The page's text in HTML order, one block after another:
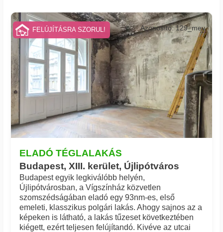
ELADÓ TÉGLALAKÁS
Budapest, XIII. kerület, Újlipótváros
Azonosító: 129_mev
Budapest egyik legkiválóbb helyén,
Újlipótvárosban, a Vígszínház közvetlen
szomszédságában eladó egy 93nm-es, első
emeleti, klasszikus polgári lakás. Ahogy sajnos az a
képeken is látható, a lakás tűzeset következtében
kiégett, ezért teljesen felújítandó. Kivéve az utcai
FELÚJÍTÁSRA SZORUL!